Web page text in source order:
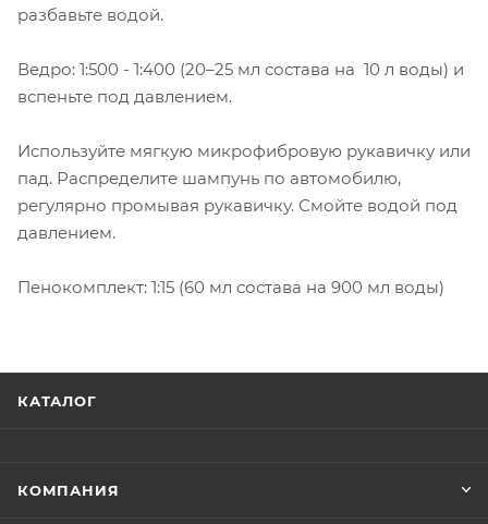
разбавьте водой.
Ведро: 1:500 - 1:400 (20–25 мл состава на 10 л воды) и
вспеньте под давлением.
Используйте мягкую микрофибровую рукавичку или
пад. Распределите шампунь по автомобилю,
регулярно промывая рукавичку. Смойте водой под
давлением.
Пенокомплект: 1:15 (60 мл состава на 900 мл воды)
КАТАЛОГ
КОМПАНИЯ